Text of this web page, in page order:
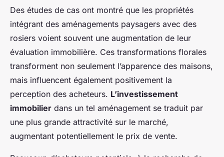
Des études de cas ont montré que les propriétés
intégrant des aménagements paysagers avec des
rosiers voient souvent une augmentation de leur
évaluation immobilière. Ces transformations florales
transforment non seulement l’apparence des maisons,
mais influencent également positivement la
perception des acheteurs. L’investissement
immobilier dans un tel aménagement se traduit par
une plus grande attractivité sur le marché,
augmentant potentiellement le prix de vente.